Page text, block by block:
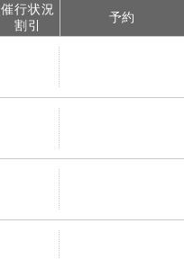
催行状況
割引
予約